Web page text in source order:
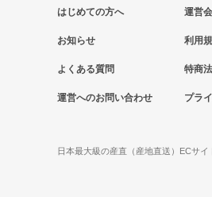
はじめての方へ
お知らせ
よくある質問
運営へのお問い合わせ
運営
利用
特商
プラ
日本最大級の産直（産地直送）ECサ